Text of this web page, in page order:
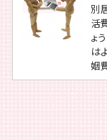
別
活
ょ
は
姻